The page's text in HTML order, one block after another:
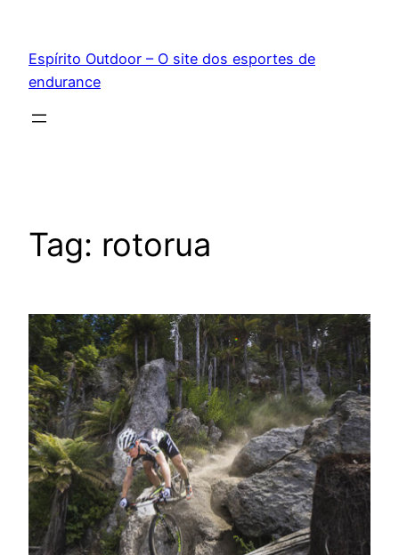
conteúdo
Espírito Outdoor – O site dos esportes de
endurance
Tag: rotorua